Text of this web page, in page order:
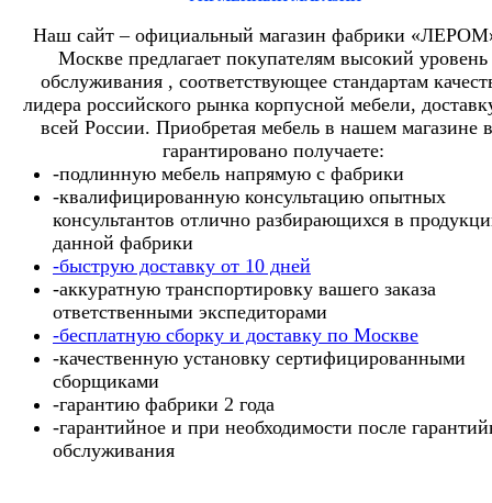
Наш сайт – официальный магазин фабрики
Москве предлагает покупателям высокий уровень
обслуживания , соответствующее стандартам
лидера российского рынка корпусной мебели,
всей России. Приобретая мебель в нашем магазине
гарантировано получаете:
-подлинную мебель напрямую с фабрики
-квалифицированную консультацию опытных
консультантов отлично разбирающихся в
данной фабрики
-быструю доставку от 10 дней
-аккуратную транспортировку вашего заказа
ответственными экспедиторами
-бесплатную сборку и доставку по Москве
-качественную установку сертифицированными
сборщиками
-гарантию фабрики 2 года
-гарантийное и при необходимости после
обслуживания